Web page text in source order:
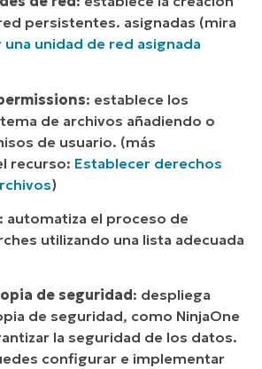
persistentes. asignadas (mira
una unidad de red asignada
: establece los
de archivos añadiendo o
de usuario. (más
recurso: Establecer derechos
)
: automatiza el proceso de
utilizando una lista adecuada
de seguridad: despliega
de seguridad, como NinjaOne
la seguridad de los datos.
configurar e implementar